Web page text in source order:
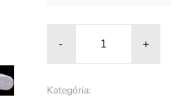
- +
Kategória: